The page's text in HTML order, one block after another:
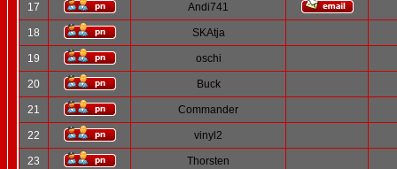
17 Andi741
18 SKAtja
19 oschi
20 Buck
21 Commander
22 vinyl2
23 Thorsten